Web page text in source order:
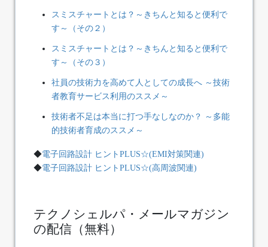
スミスチャートとは？～きちんと知ると便利で
す～（その２）
スミスチャートとは？～きちんと知ると便利で
す～（その３）
社員の技術力を高めて人としての成長へ ～技術
者教育サービス利用のススメ～
技術者不足は本当に打つ手なしなのか？ ～多能
的技術者育成のススメ～
◆電子回路設計 ヒントPLUS☆(EMI対策関連)
◆電子回路設計 ヒントPLUS☆(高周波関連)
テクノシェルパ・メールマガジン
の配信（無料）